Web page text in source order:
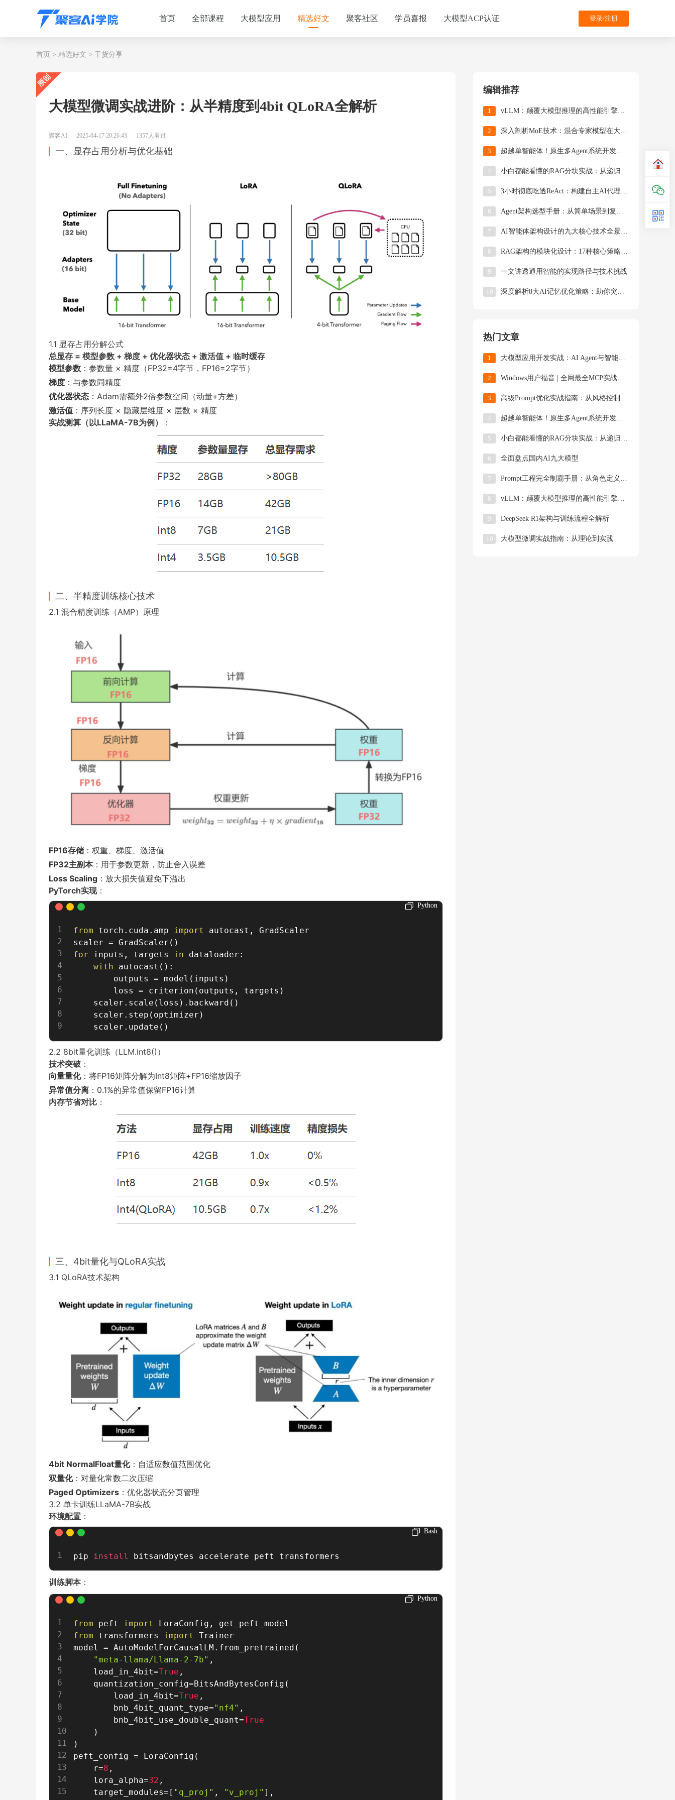
首页 全部课程 大模型应用 精选好文 聚客社区 学员喜报 大模型ACP认证 登录/注册
首页 > 精选好文 > 干货分享
大模型微调实战进阶：从半精度到4bit QLoRA全解析
聚客AI 2025-04-17 20:26:43 1357人看过
一、显存占用分析与优化基础
1.1 显存占用分解公式
总显存 = 模型参数 + 梯度 + 优化器状态 + 激活值 + 临时缓存
模型参数 ：参数量 × 精度（FP32=4字节，FP16=2字节）
梯度 ：与参数同精度
优化器状态 ：Adam需额外2倍参数空间（动量+方差）
激活值 ：序列长度 × 隐藏层维度 × 层数 × 精度
实战测算（以LLaMA-7B为例）
：
二、半精度训练核心技术
2.1 混合精度训练（AMP）原理
FP16存储 ：权重、梯度、激活值
FP32主副本：用于参数更新，防止舍入误差
Loss Scaling ：放大损失值避免下溢出
PyTorch实现：
Python
from torch . cuda . amp import autocast ,
GradScaler
scaler = GradScaler ( )
for inputs , targets in dataloader :
with autocast ( ) :
        outputs
= model ( inputs )
        loss
= criterion ( outputs , targets )
    scaler
. scale ( loss ) . backward ( )
    scaler
. step ( optimizer )
    scaler
. update ( )
2.2 8bit量化训练（LLM.int8()）
技术突破 ：
向量量化：将FP16矩阵分解为Int8矩阵+FP16缩放因子
异常值分离 ：0.1%的异常值保留FP16计算
内存节省对比 ：
三、4bit量化与QLoRA实战
3.1 QLoRA技术架构
4bit NormalFloat量化：自适应数值范围优化
双量化：对量化常数二次压缩
Paged Optimizers ：优化器状态分页管理
3.2 单卡训练LLaMA-7B实战
环境配置 ：
Bash
pip install bitsandbytes accelerate peft transformers
训练脚本 ：
Python
from peft import LoraConfig ,
from transformers import
Trainer
model = AutoModelForCausalLM . from_pretrained (
"meta-llama/Llama-2-7b" ,
    load_in_4bit
=True ,
    quantization_config
=BitsAndBytesConfig (
        load_in_4bit
=True ,
        bnb_4bit_quant_type
="nf4" ,
        bnb_4bit_use_double_quant
=True
)
)
peft_config = LoraConfig (
    r
=8 ,
    lora_alpha
=32 ,
    target_modules
= [ "q_proj" , "v_proj" ] ,
编辑推荐
1 ​​vLLM：颠覆大模型推理的高性能引擎技术详解​
2 深入剖析MoE技术：混合专家模型在大模型中的应用
3 超越单智能体！原生多Agent系统开发指南（附完整源码）
4 小白都能看懂的RAG分块实战：从递归分割到LLM智能拆解的全解析
5 3小时彻底吃透ReAct：构建自主AI代理的底层能力矩阵（附完整代码）
6 Agent架构选型手册：从简单场景到复杂系统的LangGraph适配策略
7 ​​AI智能体架构设计的九大核心技术全景解析​
8 RAG架构的模块化设计：17种核心策略深度解析
9 一文讲透通用智能的实现路径与技术挑战
10 深度解析8大AI记忆优化策略：助你突破智能体上下文限制
热门文章
1 大模型应用开发实战：AI Agent与智能体开发技术解析
2 Windows用户福音 | 全网最全MCP实战指南（附资源导航+避坑手册）
3 高级Prompt优化实战指南：从风格控制到多轮对话的工程化技巧
4 超越单智能体！原生多Agent系统开发指南（附完整源码）
5 小白都能看懂的RAG分块实战：从递归分割到LLM智能拆解的全解析
6 全面盘点国内AI九大模型
7 Prompt工程完全制霸手册：从角色定义到工业级模板，揭秘大模型操控的「底层逻辑」
8 ​​vLLM：颠覆大模型推理的高性能引擎技术详解​
9 DeepSeek R1架构与训练流程全解析
10 大模型微调实战指南：从理论到实践